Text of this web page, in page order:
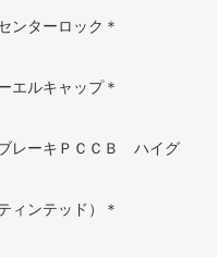
ターロック＊
エルキャップ＊
レーキＰＣＣＢ ハイグ
ィンテッド）＊